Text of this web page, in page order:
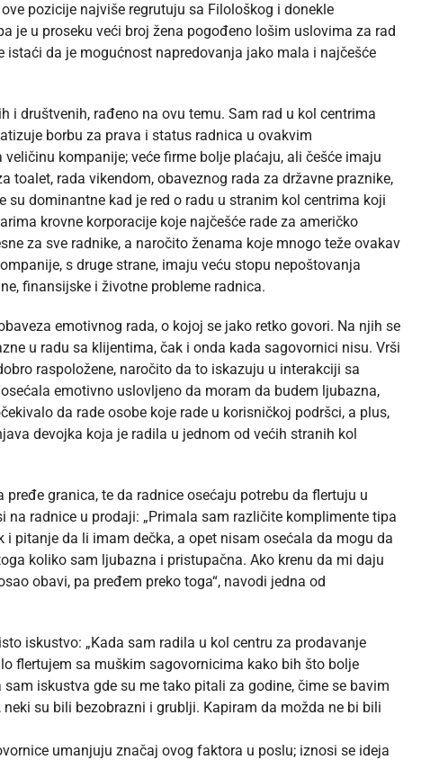
pozicije najviše regrutuju sa Filološkog i donekle
je u proseku veći broj žena pogođeno lošim uslovima za rad
istaći da je mogućnost napredovanja jako mala i najčešće
i društvenih, rađeno na ovu temu. Sam rad u kol centrima
borbu za prava i status radnica u ovakvim
kompanije; veće firme bolje plaćaju, ali češće imaju
toalet, rada vikendom, obaveznog rada za državne praznike,
su dominantne kad je red o radu u stranim kol centrima koji
krovne korporacije koje najčešće rade za američko
za sve radnike, a naročito ženama koje mnogo teže ovakav
s druge strane, imaju veću stopu nepoštovanja
finansijske i životne probleme radnica.
emotivnog rada, o kojoj se jako retko govori. Na njih se
u radu sa klijentima, čak i onda kada sagovornici nisu. Vrši
raspoložene, naročito da to iskazuju u interakciji sa
emotivno uslovljeno da moram da budem ljubazna,
da rade osobe koje rade u korisničkoj podršci, a plus,
devojka koja je radila u jednom od većih stranih kol
granica, te da radnice osećaju potrebu da flertuju u
na radnice u prodaji: „Primala sam različite komplimente tipa
pitanje da li imam dečka, a opet nisam osećala da mogu da
koliko sam ljubazna i pristupačna. Ako krenu da mi daju
obavi, pa pređem preko toga“, navodi jedna od
iskustvo: „Kada sam radila u kol centru za prodavanje
flertujem sa muškim sagovornicima kako bih što bolje
iskustva gde su me tako pitali za godine, čime se bavim
su bili bezobrazni i grublji. Kapiram da možda ne bi bili
umanjuju značaj ovog faktora u poslu; iznosi se ideja